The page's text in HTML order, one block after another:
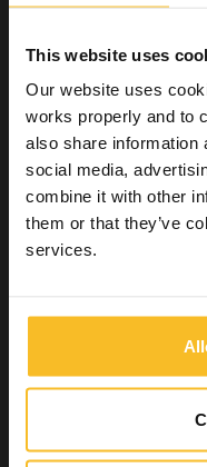
This website uses
Our website uses
works properly and to
also share information
social media,
combine it with other
them or that they’ve
services.
anderen pathogenen
sollte jeden Tag ein
eingehalten werden.
Beginn des Arbeitstages:
Zweiminütige
hochwirksamem
Spülung aller
Minuten.
hochwirksamem
Ende des Arbeitstages: